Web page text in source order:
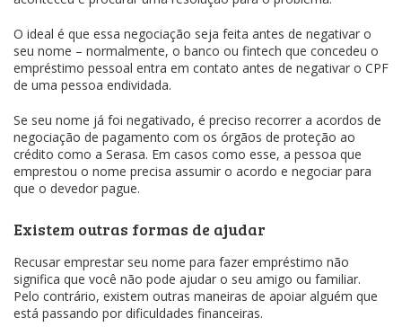
O ideal é que essa negociação seja feita antes de negativar o
seu nome – normalmente, o banco ou fintech que concedeu o
empréstimo pessoal entra em contato antes de negativar o CPF
de uma pessoa endividada.
Se seu nome já foi negativado, é preciso recorrer a acordos de
negociação de pagamento com os órgãos de proteção ao
crédito como a Serasa. Em casos como esse, a pessoa que
emprestou o nome precisa assumir o acordo e negociar para
que o devedor pague.
Existem outras formas de ajudar
Recusar emprestar seu nome para fazer empréstimo não
significa que você não pode ajudar o seu amigo ou familiar.
Pelo contrário, existem outras maneiras de apoiar alguém que
está passando por dificuldades financeiras.